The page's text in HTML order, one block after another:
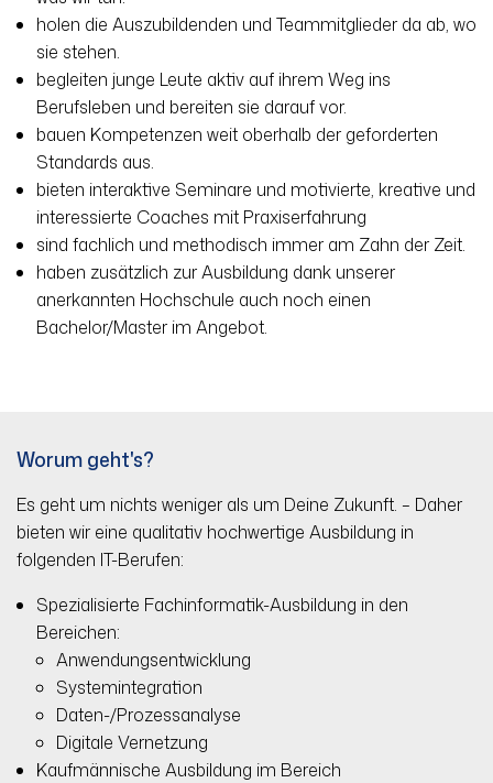
holen die Auszubildenden und Teammitglieder da ab, wo
sie stehen.
begleiten junge Leute aktiv auf ihrem Weg ins
Berufsleben und bereiten sie darauf vor.
bauen Kompetenzen weit oberhalb der geforderten
Standards aus.
bieten interaktive Seminare und motivierte, kreative und
interessierte Coaches mit Praxiserfahrung
sind fachlich und methodisch immer am Zahn der Zeit.
haben zusätzlich zur Ausbildung dank unserer
anerkannten Hochschule auch noch einen
Bachelor/Master im Angebot.
Worum geht's?
Es geht um nichts weniger als um Deine Zukunft. – Daher
bieten wir eine qualitativ hochwertige Ausbildung in
folgenden IT-Berufen:
Spezialisierte Fachinformatik-Ausbildung in den
Bereichen:
Anwendungsentwicklung
Systemintegration
Daten-/Prozessanalyse
Digitale Vernetzung
Kaufmännische Ausbildung im Bereich